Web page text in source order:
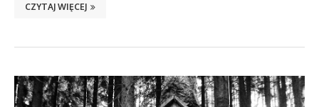
CZYTAJ WIĘCEJ